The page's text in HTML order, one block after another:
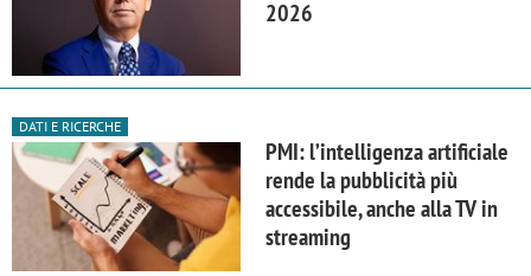
2026
DATI E RICERCHE
PMI: l’intelligenza artificiale
rende la pubblicità più
accessibile, anche alla TV in
streaming